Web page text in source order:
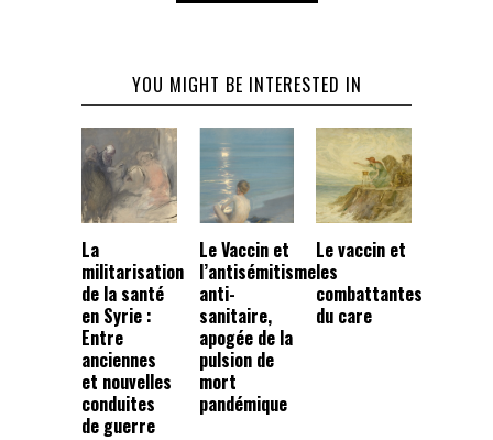
YOU MIGHT BE INTERESTED IN
La
militarisation
de la santé
en Syrie :
Entre
anciennes
et nouvelles
conduites
de guerre
Le Vaccin et
l’antisémitisme
anti-
sanitaire,
apogée de la
pulsion de
mort
pandémique
Le vaccin et
les
combattantes
du care